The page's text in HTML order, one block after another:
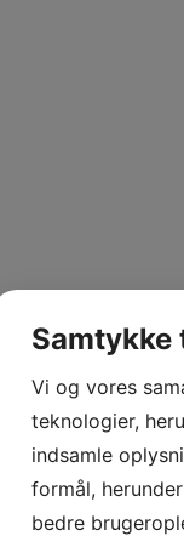
Vi og vores
teknologier,
indsamle
formål,
bedre